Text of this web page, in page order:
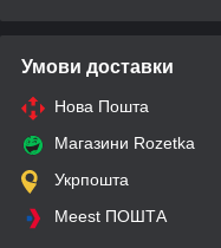
Умови доставки
Нова Пошта
Магазини Rozetka
Укрпошта
Meest ПОШТА